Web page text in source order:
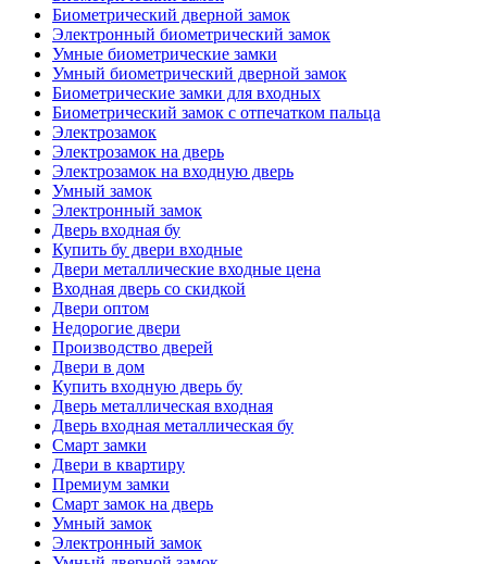
Биометрический дверной замок
Электронный биометрический замок
Умные биометрические замки
Умный биометрический дверной замок
Биометрические замки для входных
Биометрический замок с отпечатком пальца
Электрозамок
Электрозамок на дверь
Электрозамок на входную дверь
Умный замок
Электронный замок
Дверь входная бу
Купить бу двери входные
Двери металлические входные цена
Входная дверь со скидкой
Двери оптом
Недорогие двери
Производство дверей
Двери в дом
Купить входную дверь бу
Дверь металлическая входная
Дверь входная металлическая бу
Смарт замки
Двери в квартиру
Премиум замки
Смарт замок на дверь
Умный замок
Электронный замок